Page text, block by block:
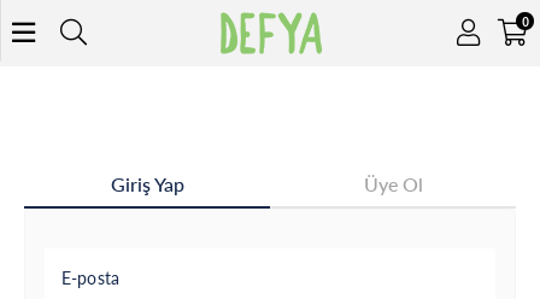
0
Giriş Yap Üye Ol
E-posta